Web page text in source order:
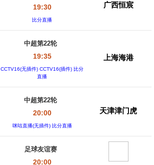
19:30
比分直播
广西恒宸
中超第22轮
19:35
CCTV16(无插件) CCTV16(插件) 比分
直播
上海海港
中超第22轮
20:00
咪咕直播(无插件) 比分直播
天津津门虎
足球友谊赛
20:00